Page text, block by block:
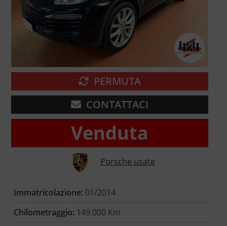
PERMUTA
CONTATTACI
Venduta
Porsche usate
Immatricolazione: 01/2014
Chilometraggio: 149.000 Km